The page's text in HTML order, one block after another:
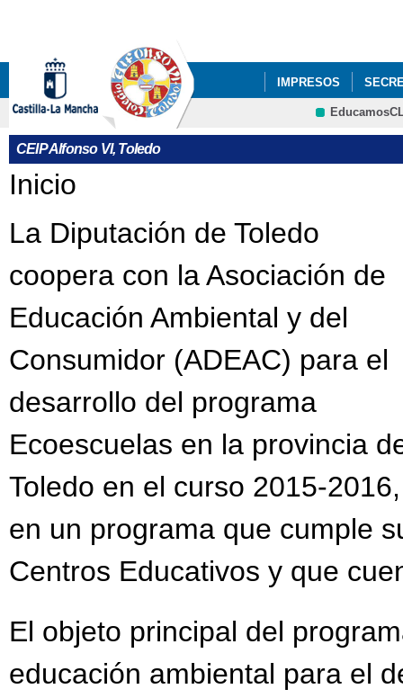
IMPRESOS
PROYECTOS DE
CEIP Alfonso VI, Toledo
Se encuentra usted aquí
Inicio
La Diputación de Toledo
coopera con la Asociación de
Educación Ambiental y del
Consumidor (ADEAC) para el
desarrollo del programa
Ecoescuelas en la provincia
Toledo en el curso 2015-2016,
en un programa que cumple
Centros Educativos y que
El objeto principal del
educación ambiental para el